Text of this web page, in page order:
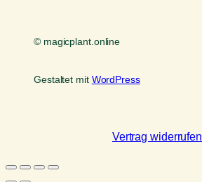
© magicplant.online
Gestaltet mit WordPress
Vertrag widerrufen